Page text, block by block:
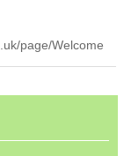
page/Welcome